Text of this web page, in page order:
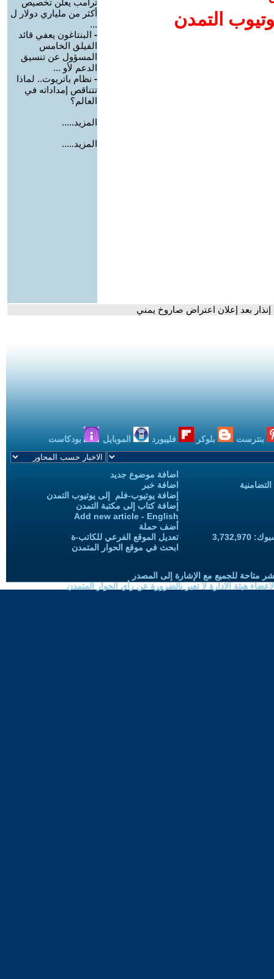
التمدن
ترامب يعلن تخصيص
أكثر من ملياري دولار ل
...
- البنتاغون يعفي قائد
الفيلق الخامس
المسؤول عن تنسيق
الدعم لأو ...
- نظام باتريوت.. لماذا
تتناقص إمداداته في
العالم؟
المزيد.....
المزيد.....
بعد إعلان اعتراض صاروخ يمني
بنترست بلوكر فليبورد الموبايل بودكاست
اضافة موضوع جديد
اضافة خبر
إضافة يوتيوب-فلم إلى يوتيوب التمدن
إضافة كتاب إلى مكتبة التمدن
Add new article - English
أضف حملة
تعديل الموقع الفرعي للكاتب-ة
ابحث في موقع الحوار المتمدن
متاحة للجميع مع الإشارة إلى المصدر
هيئة الادارة لا تعبر بالضرورة عن رأي الحوار المتمدن